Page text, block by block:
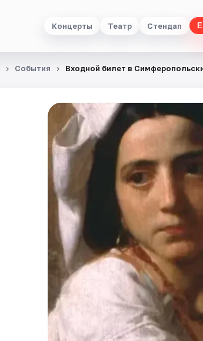
Концерты Театр Стендап
События Входной билет в